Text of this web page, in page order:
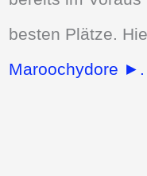
besten Plätze.
Maroochydore ►.